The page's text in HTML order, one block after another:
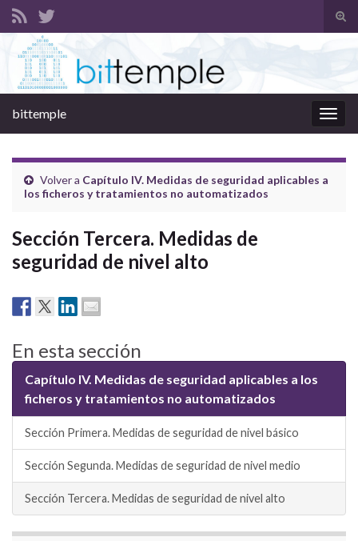
el
de
la
bittemple
Volver a Capítulo IV. Medidas de seguridad aplicables a
los ficheros y tratamientos no automatizados
Sección Tercera. Medidas de
seguridad de nivel alto
En esta sección
Capítulo IV. Medidas de seguridad aplicables a los
ficheros y tratamientos no automatizados
Sección Primera. Medidas de seguridad de nivel básico
Sección Segunda. Medidas de seguridad de nivel medio
Sección Tercera. Medidas de seguridad de nivel alto